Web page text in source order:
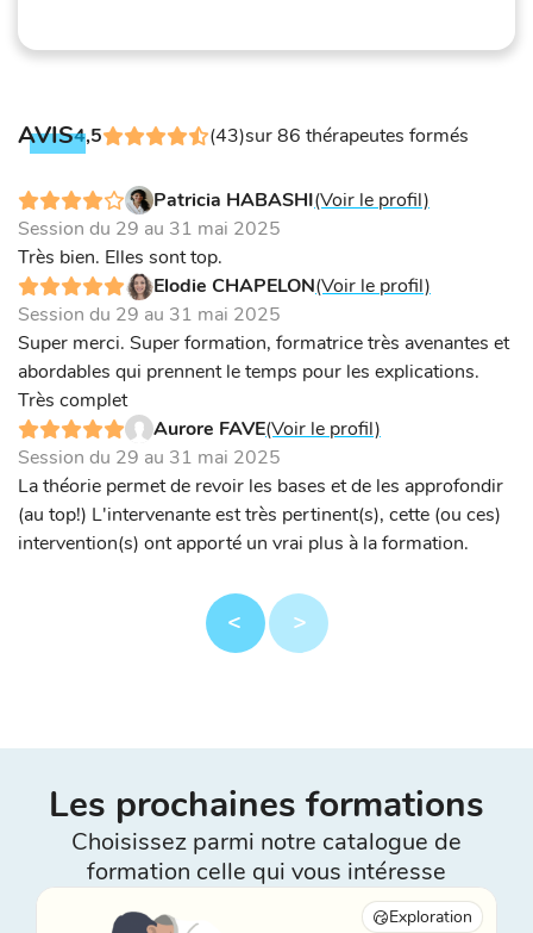
AVIS4,5 (43)sur 86 thérapeutes formés
Patricia HABASHI(Voir le profil)
Session du 29 au 31 mai 2025
Très bien. Elles sont top.
Elodie CHAPELON(Voir le profil)
Session du 29 au 31 mai 2025
Super merci. Super formation, formatrice très avenantes et
abordables qui prennent le temps pour les explications.
Très complet
Aurore FAVE(Voir le profil)
Session du 29 au 31 mai 2025
La théorie permet de revoir les bases et de les approfondir
(au top!) L'intervenante est très pertinent(s), cette (ou ces)
intervention(s) ont apporté un vrai plus à la formation.
Les prochaines formations
Choisissez parmi notre catalogue de
formation celle qui vous intéresse
Exploration